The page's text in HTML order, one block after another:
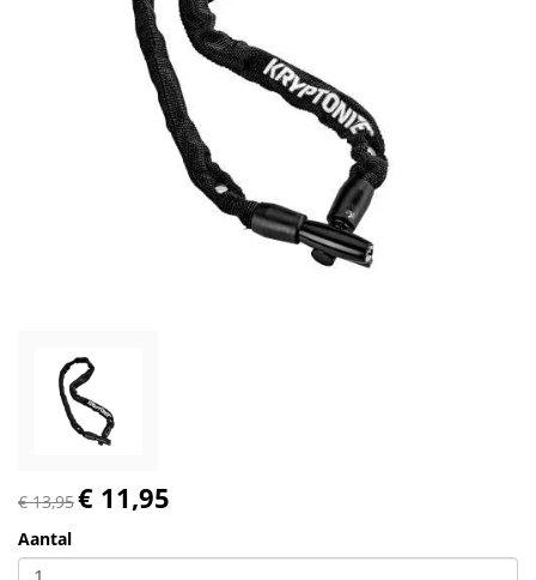
€ 13,95€ 11,95
Aantal